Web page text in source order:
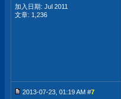
加入日期: Jul 2011
文章: 1,236
2013-07-23, 01:19 AM #7